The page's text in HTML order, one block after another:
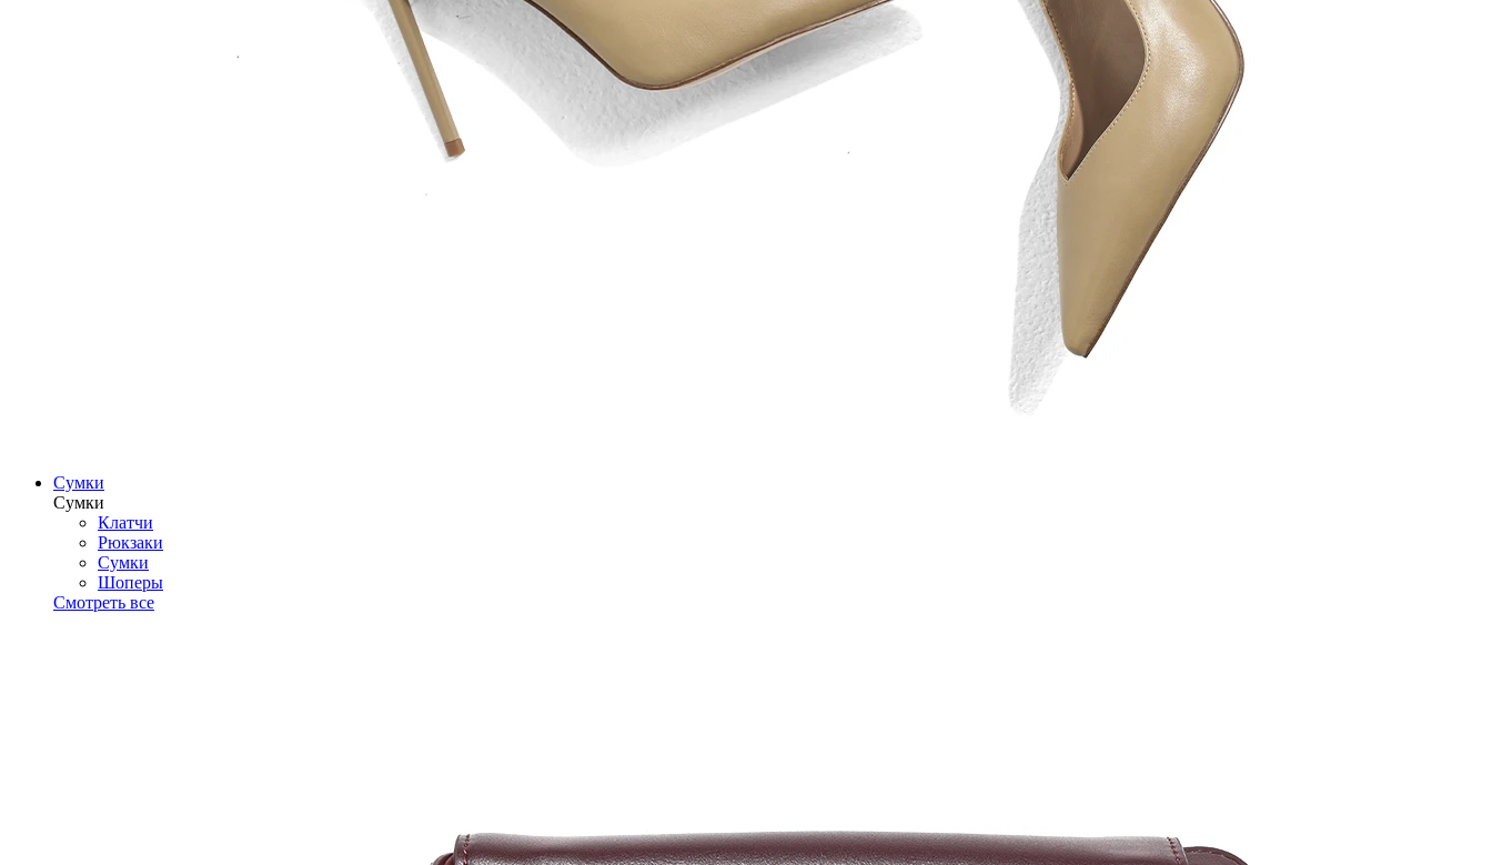
Сумки
Сумки
Клатчи
Рюкзаки
Сумки
Шоперы
Смотреть все